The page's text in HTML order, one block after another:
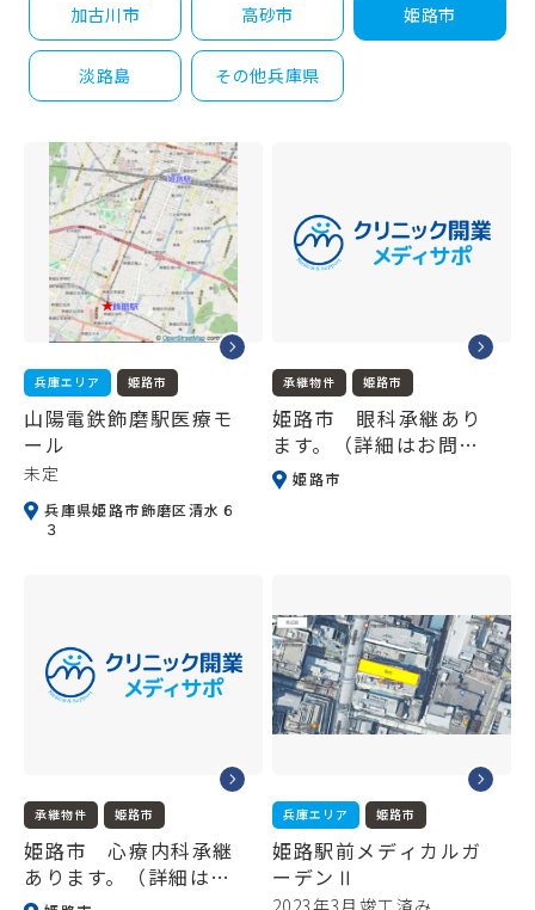
加古川市 高砂市 姫路市
淡路島 その他兵庫県
兵庫エリア 姫路市
山陽電鉄飾磨駅医療モ
ール
未定
兵庫県姫路市飾磨区清水６
３
承継物件 姫路市
姫路市 眼科承継あり
ます。（詳細はお問い
合わせください）
姫路市
承継物件 姫路市
姫路市 心療内科承継
あります。（詳細はお
問い合わせください）
兵庫エリア 姫路市
姫路駅前メディカルガ
ーデンⅡ
2023年3月竣工済み